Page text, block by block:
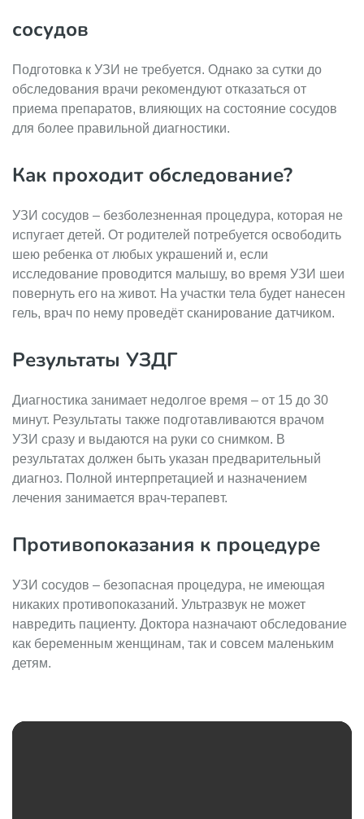
сосудов
Подготовка к УЗИ не требуется. Однако за сутки до
обследования врачи рекомендуют отказаться от
приема препаратов, влияющих на состояние сосудов
для более правильной диагностики.
Как проходит обследование?
УЗИ сосудов – безболезненная процедура, которая не
испугает детей. От родителей потребуется освободить
шею ребенка от любых украшений и, если
исследование проводится малышу, во время УЗИ шеи
повернуть его на живот. На участки тела будет нанесен
гель, врач по нему проведёт сканирование датчиком.
Результаты УЗДГ
Диагностика занимает недолгое время – от 15 до 30
минут. Результаты также подготавливаются врачом
УЗИ сразу и выдаются на руки со снимком. В
результатах должен быть указан предварительный
диагноз. Полной интерпретацией и назначением
лечения занимается врач-терапевт.
Противопоказания к процедуре
УЗИ сосудов – безопасная процедура, не имеющая
никаких противопоказаний. Ультразвук не может
навредить пациенту. Доктора назначают обследование
как беременным женщинам, так и совсем маленьким
детям.